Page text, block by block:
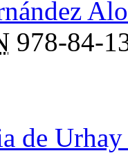
978-84-
de